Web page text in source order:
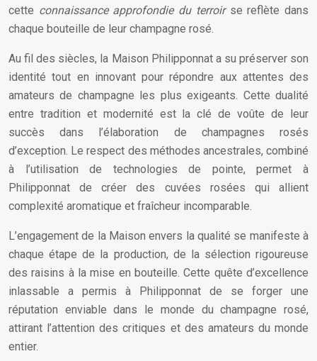
cette connaissance approfondie du terroir se reflète dans
chaque bouteille de leur champagne rosé.
Au fil des siècles, la Maison Philipponnat a su préserver son
identité tout en innovant pour répondre aux attentes des
amateurs de champagne les plus exigeants. Cette dualité
entre tradition et modernité est la clé de voûte de leur
succès dans l’élaboration de champagnes rosés
d’exception. Le respect des méthodes ancestrales, combiné
à l’utilisation de technologies de pointe, permet à
Philipponnat de créer des cuvées rosées qui allient
complexité aromatique et fraîcheur incomparable.
L’engagement de la Maison envers la qualité se manifeste à
chaque étape de la production, de la sélection rigoureuse
des raisins à la mise en bouteille. Cette quête d’excellence
inlassable a permis à Philipponnat de se forger une
réputation enviable dans le monde du champagne rosé,
attirant l’attention des critiques et des amateurs du monde
entier.